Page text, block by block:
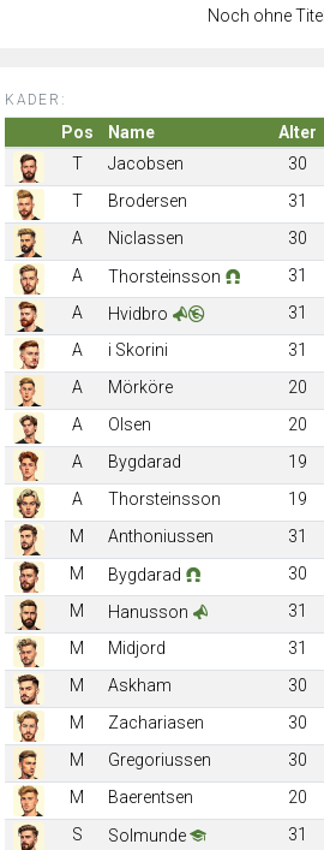
Noch ohne Titel.
KADER:
Pos Name Alter
T
Jacobsen 30
T
Brodersen 31
A
Niclassen 30
A
Thorsteinsson 31
A
Hvidbro 31
A
i Skorini 31
A
Mörköre 20
A
Olsen 20
A
Bygdarad 19
A
Thorsteinsson 19
M
Anthoniussen 31
M
Bygdarad 30
M
Hanusson 31
M
Midjord 31
M
Askham 30
M
Zachariasen 30
M
Gregoriussen 30
M
Baerentsen 20
S
Solmunde 31